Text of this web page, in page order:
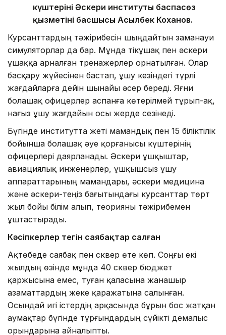
күштерінің Әскери институты баспасөз
қызметінің басшысы Асылбек Коханов.
Курсанттардың тәжірибесін шыңдайтын заманауи
симуляторлар да бар. Мұнда тікұшақ пен әскери
ұшаққа арналған тренажерлер орнатылған. Олар
басқару жүйесінен бастап, ұшу кезіндегі түрлі
жағдайларға дейін шынайы әсер береді. Яғни
болашақ офицерлер аспанға көтерілмей тұрып-ақ,
нағыз ұшу жағдайын осы жерде сезінеді.
Бүгінде институтта жеті мамандық пен 15 біліктілік
бойынша болашақ әуе қорғанысы күштерінің
офицерлері даярланады. Әскери ұшқыштар,
авиациялық инженерлер, ұшқышсыз ұшу
аппараттарының мамандары, әскери медицина
және әскери-теңіз бағытындағы курсанттар төрт
жыл бойы білім алып, теорияны тәжірибемен
ұштастырады.
Кәсіпкерлер тегін саябақтар салған
Ақтөбеде саябақ пен сквер өте көп. Соңғы екі
жылдың өзінде мұнда 40 сквер бюджет
қаржысына емес, туған қаласына жанашыр
азаматтардың жеке қаражатына салынған.
Осындай игі істердің арқасында бұрын бос жатқан
аумақтар бүгінде тұрғындардың сүйікті демалыс
орындарына айналыпты.